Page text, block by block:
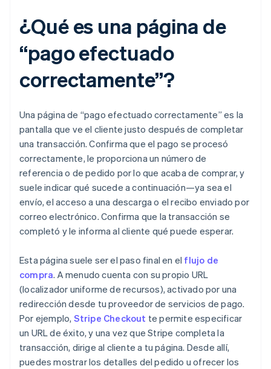
¿Qué es una página de
“pago efectuado
correctamente”?
Una página de “pago efectuado correctamente” es la
pantalla que ve el cliente justo después de completar
una transacción. Confirma que el pago se procesó
correctamente, le proporciona un número de
referencia o de pedido por lo que acaba de comprar, y
suele indicar qué sucede a continuación—ya sea el
envío, el acceso a una descarga o el recibo enviado por
correo electrónico. Confirma que la transacción se
completó y le informa al cliente qué puede esperar.
Esta página suele ser el paso final en el flujo de
compra. A menudo cuenta con su propio URL
(localizador uniforme de recursos), activado por una
redirección desde tu proveedor de servicios de pago.
Por ejemplo, Stripe Checkout te permite especificar
un URL de éxito, y una vez que Stripe completa la
transacción, dirige al cliente a tu página. Desde allí,
puedes mostrar los detalles del pedido u ofrecer los